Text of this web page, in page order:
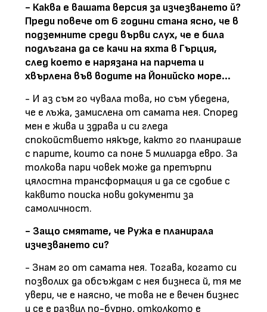
- Каква е вашата версия за изчезването й?
Преди повече от 6 години стана ясно, че в
подземните среди върви слух, че е била
подлъгана да се качи на яхта в Гърция,
след което е нарязана на парчета и
хвърлена във водите на Йонийско море...
- И аз съм го чувала това, но съм убедена,
че е лъжа, замислена от самата нея. Според
мен е жива и здрава и си гледа
спокойствието някъде, както го планираше
с парите, които са поне 5 милиарда евро. За
толкова пари човек може да претърпи
цялостна трансформация и да се сдобие с
каквито поиска нови документи за
самоличност.
- Защо смятате, че Ружа е планирала
изчезването си?
- Знам го от самата нея. Тогава, когато си
позволих да обсъждам с нея бизнеса й, тя ме
увери, че е наясно, че това не е вечен бизнес
и се е развил по-бурно, отколкото е